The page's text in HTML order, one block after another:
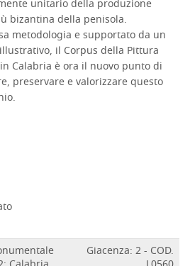
unitario della produzione
bizantina della penisola.
metodologia e supportato da un
il Corpus della Pittura
Calabria è ora il nuovo punto di
preservare e valorizzare questo
Giacenza: 2 - COD.